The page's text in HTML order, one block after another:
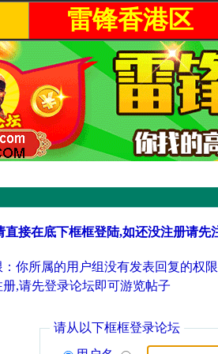
雷锋香港区
直接在底下框框登陆,如还没注册请先
：你所属的用户组没有发表回复的权
,请先登录论坛即可游览帖子
请从以下框框登录论坛